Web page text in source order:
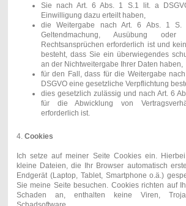
Sie nach Art. 6 Abs. 1 S.1 lit. a
Einwilligung dazu erteilt haben,
die Weitergabe nach Art. 6 Abs. 1
Geltendmachung, Ausübung oder
Rechtsansprüchen erforderlich ist und
besteht, dass Sie ein überwiegendes
an der Nichtweitergabe Ihrer Daten haben,
für den Fall, dass für die Weitergabe
DSGVO eine gesetzliche Verpflichtung
dies gesetzlich zulässig und nach Art. 6
für die Abwicklung von
erforderlich ist.
4. Cookies
Ich setze auf meiner Seite Cookies ein.
kleine Dateien, die Ihr Browser automatisch
Endgerät (Laptop, Tablet, Smartphone o.ä.)
Sie meine Seite besuchen. Cookies richten auf
Schaden an, enthalten keine Viren,